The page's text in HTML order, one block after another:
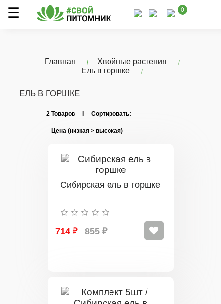
0
Главная
Хвойные растения
Ель в горшке
ЕЛЬ В ГОРШКЕ
2 Товаров I Сортировать:
Сибирская ель в горшке
714 ₽ 855 ₽